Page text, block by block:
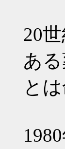
20
あ
とは